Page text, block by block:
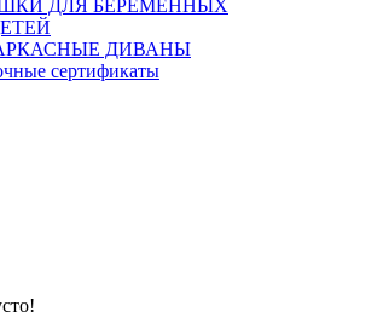
ДЛЯ БЕРЕМЕННЫХ
ДИВАНЫ
сертификаты